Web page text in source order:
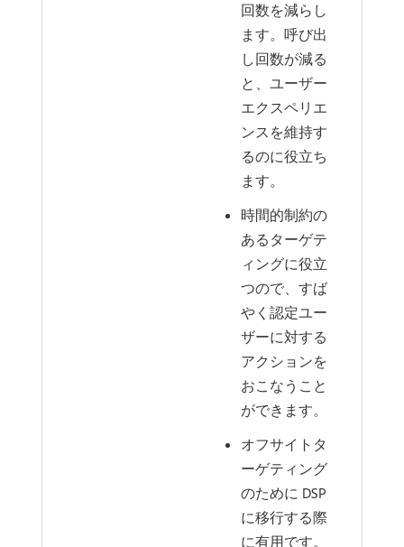
回数を減らし
ます。呼び出
し回数が減る
と、ユーザー
エクスペリエ
ンスを維持す
るのに役立ち
ます。
時間的制約の
あるターゲテ
ィングに役立
つので、すば
やく認定ユー
ザーに対する
アクションを
おこなうこと
ができます。
オフサイトタ
ーゲティング
のために DSP
に移行する際
に有用です。